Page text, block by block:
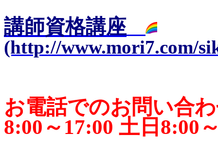
講師資格講座
(http://www.mori7.com/
お電話でのお問い合
8:00～17:00 土日8:00